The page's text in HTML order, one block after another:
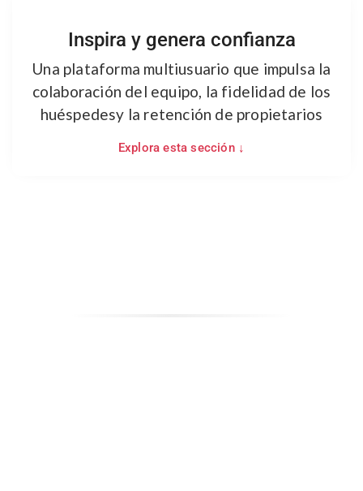
Inspira y genera confianza
Una plataforma multiusuario que impulsa la
colaboración del equipo, la fidelidad de los
huéspedesy la retención de propietarios
Explora esta sección ↓